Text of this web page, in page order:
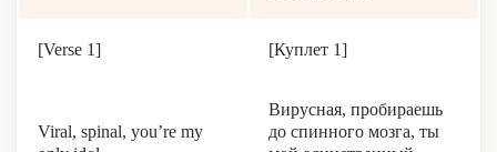
[Verse 1] [Куплет 1]
Viral, spinal, you’re my
Вирусная, пробираешь
до спинного мозга, ты